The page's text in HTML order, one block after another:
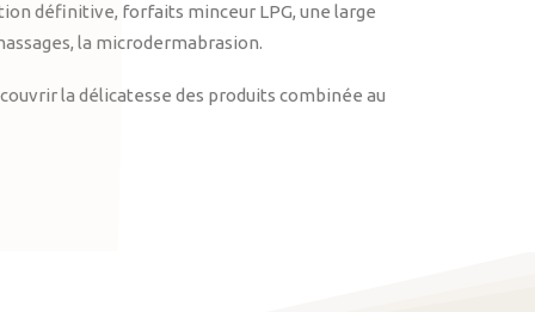
définitive, forfaits minceur LPG, une large
la microdermabrasion.
la délicatesse des produits combinée au